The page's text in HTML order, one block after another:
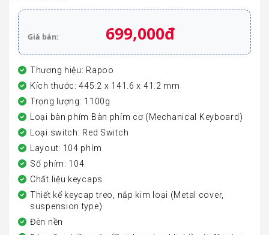
Giá bán: 699,000đ
Thương hiệu: Rapoo
Kích thước: 445.2 x 141.6 x 41.2 mm
Trọng lượng: 1100g
Loại bàn phím Bàn phím cơ (Mechanical Keyboard)
Loại switch: Red Switch
Layout: 104 phím
Số phím: 104
Chất liệu keycaps
Thiết kế keycap treo, nắp kim loại (Metal cover,
suspension type)
Đèn nền